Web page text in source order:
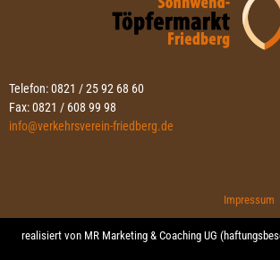
Telefon: 0821 / 25 92 68 60
Fax: 0821 / 608 99 98
info@verkehrsverein-friedberg.de
Impressum
realisiert von MR Marketing & Coaching UG